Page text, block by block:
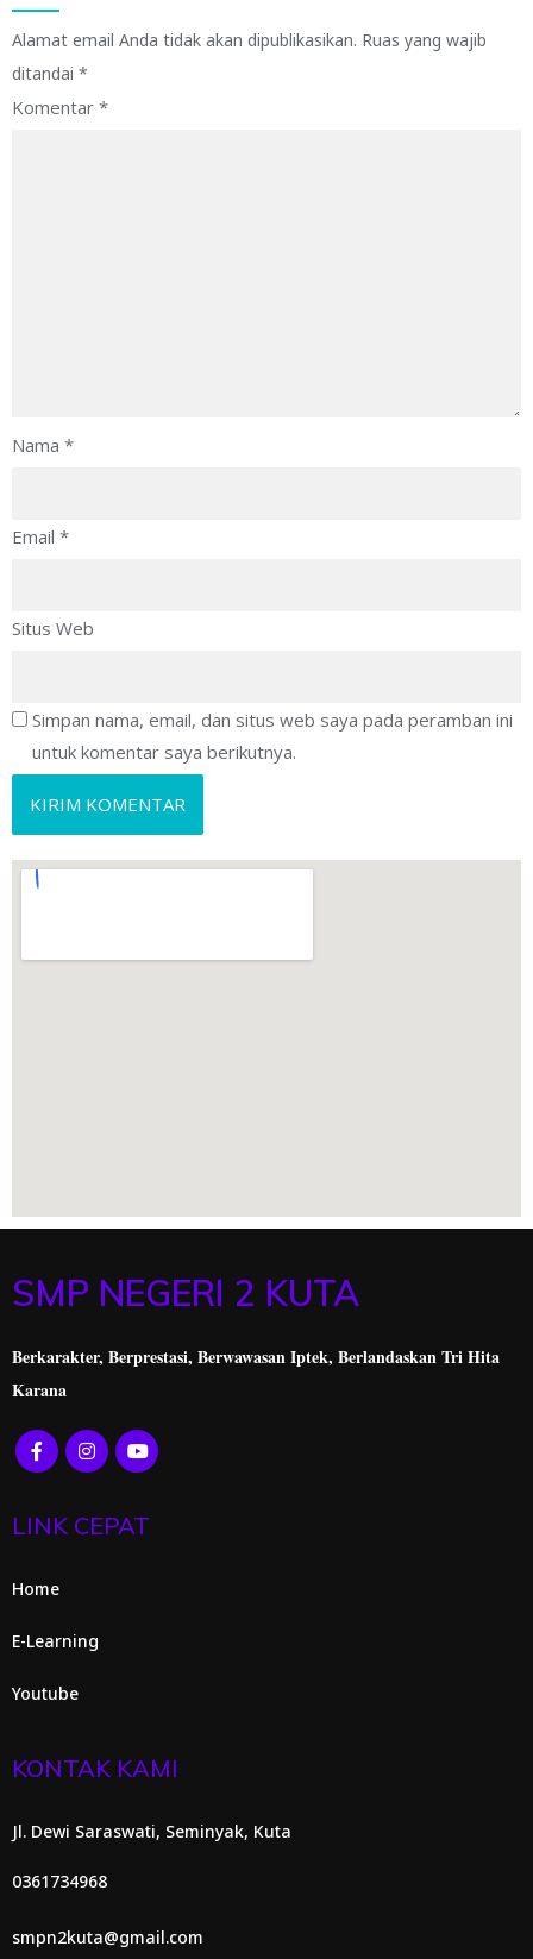
Alamat email Anda tidak akan dipublikasikan. Ruas yang wajib
ditandai *
Komentar *
Nama *
Email *
Situs Web
Simpan nama, email, dan situs web saya pada peramban ini
untuk komentar saya berikutnya.
SMP NEGERI 2 KUTA
Berkarakter, Berprestasi, Berwawasan Iptek, Berlandaskan Tri Hita
Karana
LINK CEPAT
Home
E-Learning
Youtube
KONTAK KAMI
Jl. Dewi Saraswati, Seminyak, Kuta
0361734968
smpn2kuta@gmail.com